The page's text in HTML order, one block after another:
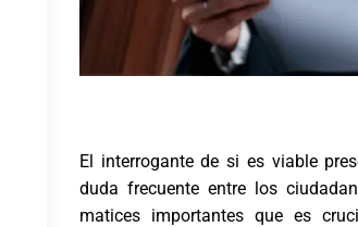
El interrogante de si es viable
duda frecuente entre los
matices importantes que es